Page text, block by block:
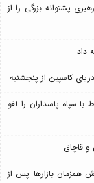
پشتوانه بزرگی را از
داد
سپاه پاسداران را لغو
و قاچاق
و دلار امروز چهارشنبه ۱۴ مرداد ۱۴۰۵؛ ریزش همزمان بازارها پس از